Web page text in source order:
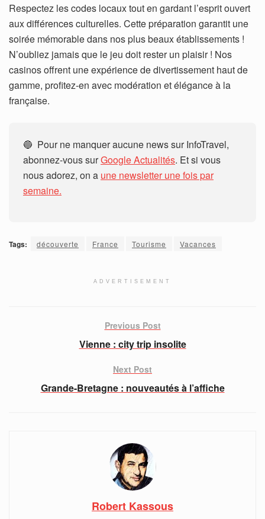
Respectez les codes locaux tout en gardant l’esprit ouvert
aux différences culturelles. Cette préparation garantit une
soirée mémorable dans nos plus beaux établissements !
N’oubliez jamais que le jeu doit rester un plaisir ! Nos
casinos offrent une expérience de divertissement haut de
gamme, profitez-en avec modération et élégance à la
française.
🔵 Pour ne manquer aucune news sur InfoTravel,
abonnez-vous surGoogle Actualités. Et si vous
nous adorez, on a une newsletter une fois par
semaine.
Tags: découverte France Tourisme Vacances
ADVERTISEMENT
Previous Post
Vienne : city trip insolite
Next Post
Grande-Bretagne : nouveautés à l’affiche
Robert Kassous